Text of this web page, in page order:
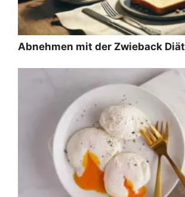
Abnehmen mit der Zwieback Diät